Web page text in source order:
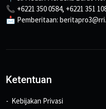
📞 +6221 350 0584, +6221 351
📩 Pemberitaan:
Ketentuan
Kebijakan Privasi